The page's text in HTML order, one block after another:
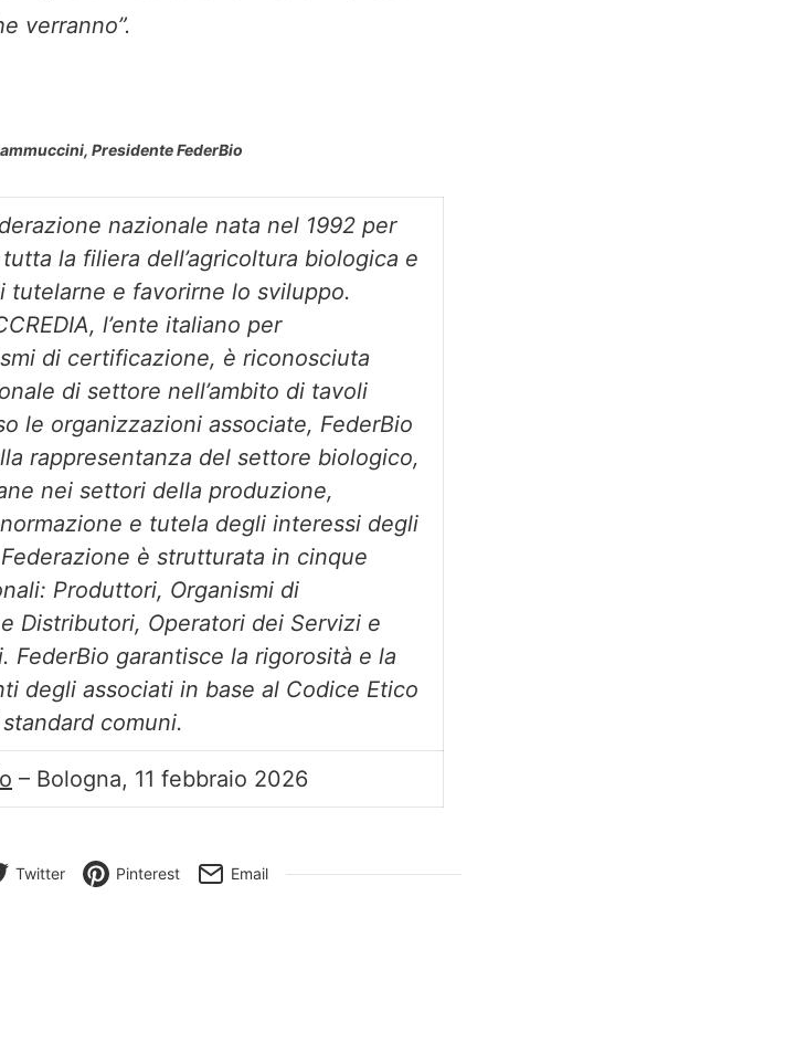
verranno”.
Presidente FederBio
nazionale nata nel 1992 per
la filiera dell’agricoltura biologica e
tutelarne e favorirne lo sviluppo.
l’ente italiano per
di certificazione, è riconosciuta
di settore nell’ambito di tavoli
le organizzazioni associate, FederBio
rappresentanza del settore biologico,
nei settori della produzione,
e tutela degli interessi degli
è strutturata in cinque
Produttori, Organismi di
Distributori, Operatori dei Servizi e
FederBio garantisce la rigorosità e la
degli associati in base al Codice Etico
comuni.
– Bologna, 11 febbraio 2026
Twitter Pinterest Email